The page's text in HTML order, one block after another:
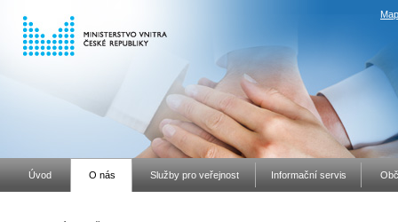
Úvod O nás Služby pro veřejnost Informační servis